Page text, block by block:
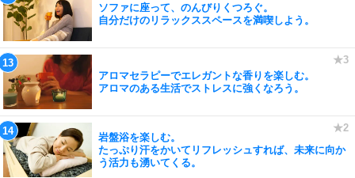
ソファに座って、のんびりくつろぐ。
自分だけのリラックススペースを満喫しよう。
アロマセラピーでエレガントな香りを楽しむ。
アロマのある生活でストレスに強くなろう。
岩盤浴を楽しむ。
たっぷり汗をかいてリフレッシュすれば、未来に向か
う活力も湧いてくる。